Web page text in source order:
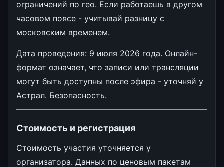
ограничений по гео. Если работаешь в другом
часовом поясе - учитывай разницу с
московским временем.
Дата проведения: 9 июля 2026 года. Онлайн-
формат означает, что записи или трансляции
могут быть доступны после эфира - уточняй у
Астрал. Безопасность.
Стоимость и регистрация
Стоимость участия уточняется у
организатора. Данных по ценовым пакетам